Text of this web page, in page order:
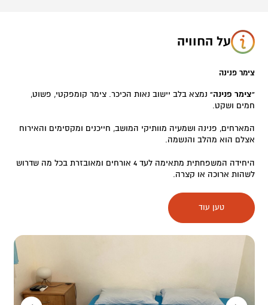
על החוויה
צימר פנינה
"צימר פנינה" נמצא בלב יישוב נאות הכיכר. צימר קומפקטי, פשוט,
חמים ושקט.
המארחים, פנינה ושמעיה מוותיקי המושב, חייכנים ומקסימים והאירוח
אצלם הוא מהלב והנשמה.
היחידה המשפחתית מתאימה לעד 4 אורחים ומאובזרת בכל מה שדרוש
לשהות ארוכה או קצרה.
שמעיה, בעל ידי זהב, השקיע ובנה ריהוט ייחודי למטבח ופנינה תפרה
את הווילונות. במקום ישנה חצר שופעת בכל טוב שמיד תכניס אתכם
לאווירת המושב. מנגל גחלים או גריל גז לבחירתכם, פינת ישיבה עם
איתו גם ציוצים נעימים.
פנינה שבשנים קודמות ניהלה מזנון במושב, תשמח לפנק אתכם
בארוחת בוקר ביתית בתוספת תשלום. את הארוחה תוכלו לאכול בפינת
הישיבה בחצר או בביתם של המארחים, בהתאם למזג האוויר.
טען עוד